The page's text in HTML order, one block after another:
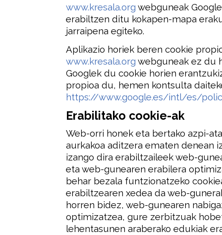
www.kresala.org webguneak
erabiltzen ditu kokapen-mapa
jarraipena egiteko.
Aplikazio horiek beren cookie
www.kresala.org webguneak ez du
Googlek du cookie horien
propioa du, hemen kontsulta
https://www.google.es/intl/es/
Erabilitako cookie-ak
Web-orri honek eta bertako azpi-
aurkakoa aditzera ematen denean
izango dira erabiltzaileek web-
eta web-gunearen erabilera
behar bezala funtzionatzeko
erabiltzearen xedea da web-
horren bidez, web-gunearen
optimizatzea, gure zerbitzuak
lehentasunen araberako edukiak